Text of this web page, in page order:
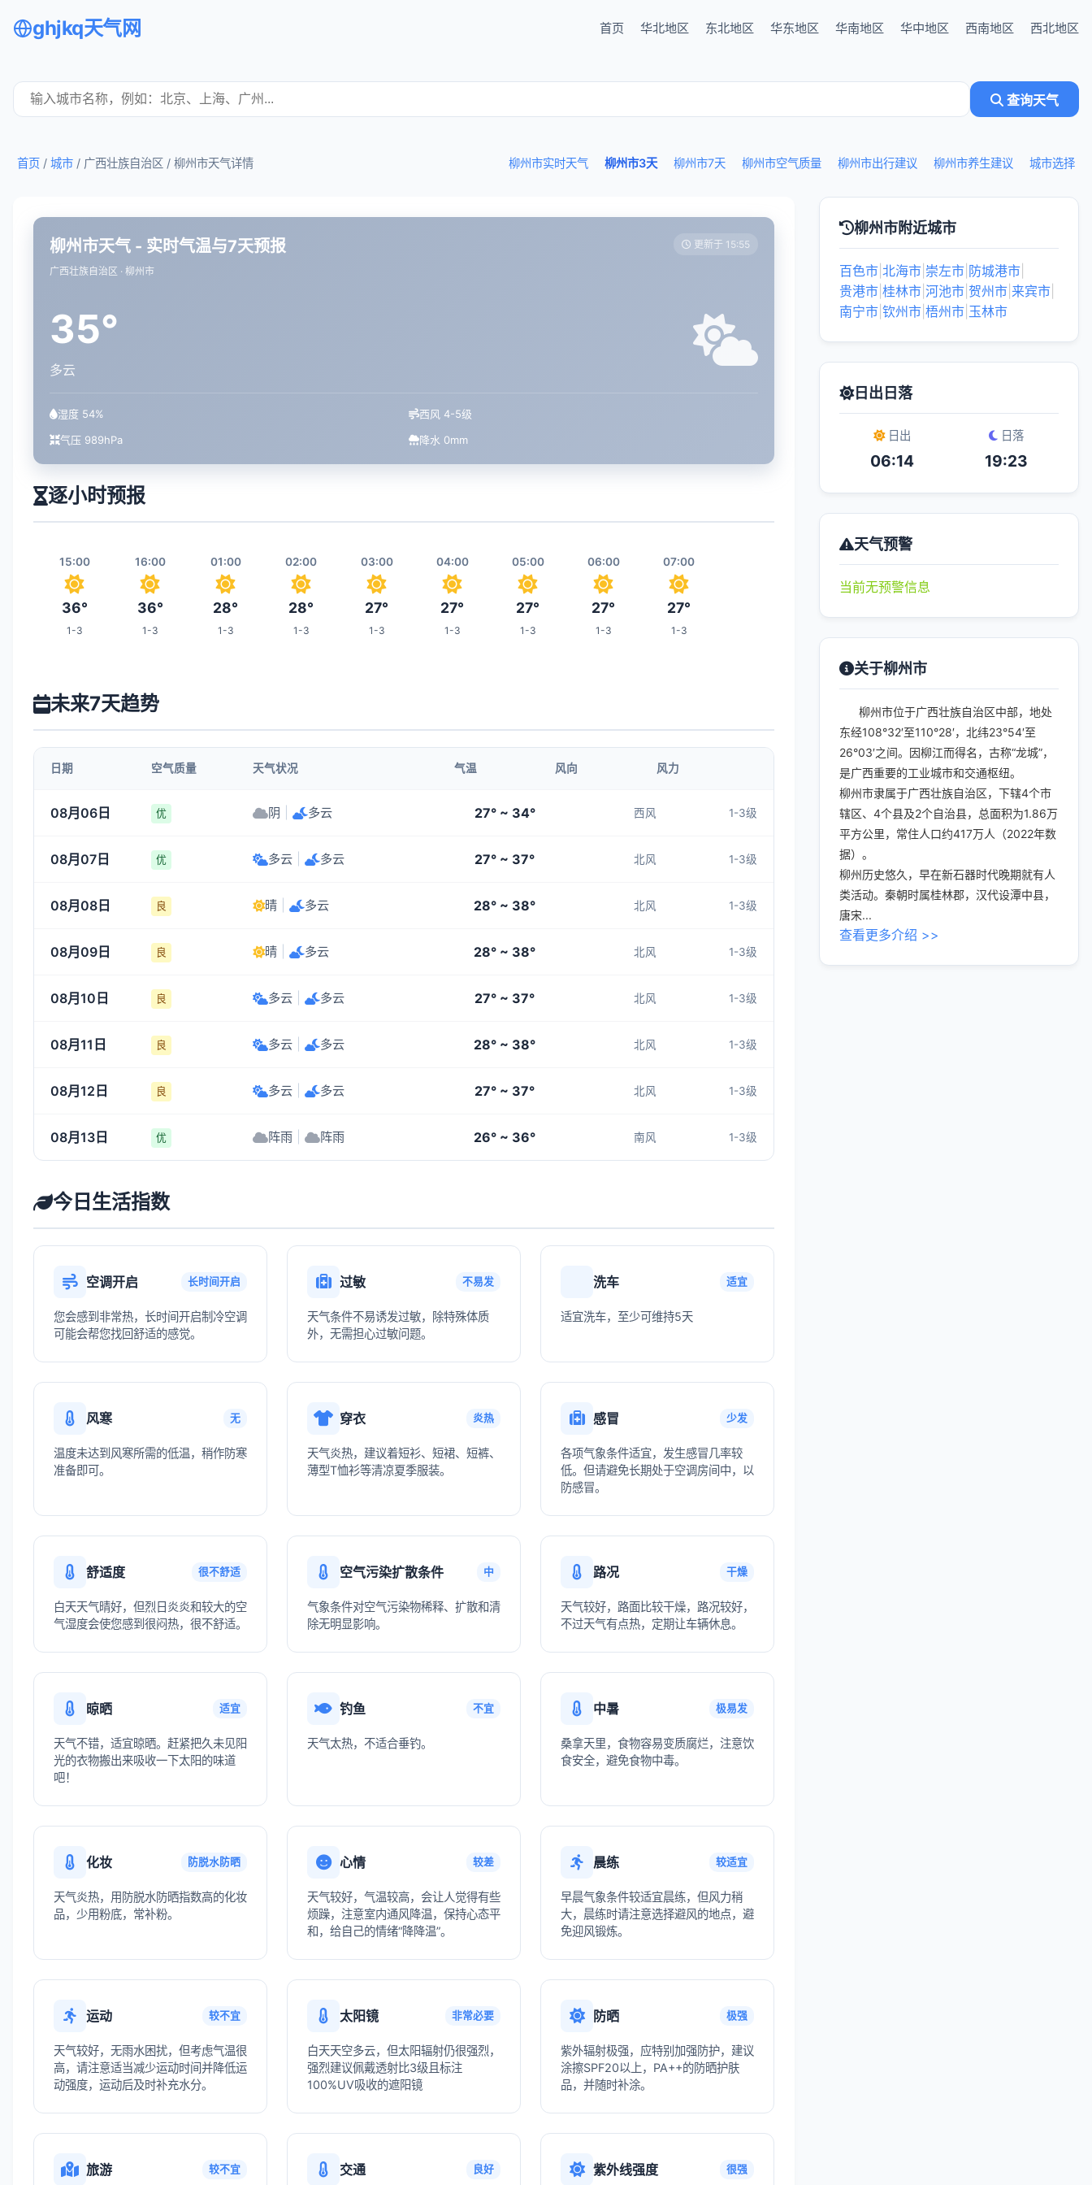
ghjkq天气网 首页 华北地区 东北地区 华东地区 华南地区 华中地区 西南地区 西北地区
查询天气
柳州市实时天气 柳州市3天 柳州市7天 柳州市空气质量 柳州市出行建议 柳州市养生建议 城市选择
首页 / 城市 / 广西壮族自治区 / 柳州市天气详情
柳州市天气 - 实时气温与7天预报
广西壮族自治区 · 柳州市
更新于 15:55
35°
多云
湿度 54%
西风 4-5级
气压 989hPa
降水 0mm
逐小时预报
15:00
36°
1-3
16:00
36°
1-3
01:00
28°
1-3
02:00
28°
1-3
03:00
27°
1-3
04:00
27°
1-3
05:00
27°
1-3
06:00
27°
1-3
07:00
27°
1-3
1-3 1-3 1-3 1-3 1-3 1-3 1-3 1-3 1-3
1-3 1-3 1-3
未来7天趋势
日期 空气质量 天气状况 气温 风向 风力
08月06日 优 阴 多云 27° ~ 34° 西风 1-3级
08月07日 优 多云 多云 27° ~ 37° 北风 1-3级
08月08日 良 晴 多云 28° ~ 38° 北风 1-3级
08月09日 良 晴 多云 28° ~ 38° 北风 1-3级
08月10日 良 多云 多云 27° ~ 37° 北风 1-3级
08月11日 良 多云 多云 28° ~ 38° 北风 1-3级
08月12日 良 多云 多云 27° ~ 37° 北风 1-3级
08月13日 优 阵雨 阵雨 26° ~ 36° 南风 1-3级
今日生活指数
空调开启 长时间开启
您会感到非常热，长时间开启制冷空调
可能会帮您找回舒适的感觉。
过敏 不易发
天气条件不易诱发过敏，除特殊体质
外，无需担心过敏问题。
洗车 适宜
适宜洗车，至少可维持5天
风寒 无
温度未达到风寒所需的低温，稍作防寒
准备即可。
穿衣 炎热
天气炎热，建议着短衫、短裙、短裤、
薄型T恤衫等清凉夏季服装。
感冒 少发
各项气象条件适宜，发生感冒几率较
低。但请避免长期处于空调房间中，以
防感冒。
舒适度 很不舒适
白天天气晴好，但烈日炎炎和较大的空
气湿度会使您感到很闷热，很不舒适。
空气污染扩散条件 中
气象条件对空气污染物稀释、扩散和清
除无明显影响。
路况 干燥
天气较好，路面比较干燥，路况较好，
不过天气有点热，定期让车辆休息。
晾晒 适宜
天气不错，适宜晾晒。赶紧把久未见阳
光的衣物搬出来吸收一下太阳的味道
吧！
钓鱼 不宜
天气太热，不适合垂钓。
中暑 极易发
桑拿天里，食物容易变质腐烂，注意饮
食安全，避免食物中毒。
化妆 防脱水防晒
天气炎热，用防脱水防晒指数高的化妆
品，少用粉底，常补粉。
心情 较差
天气较好，气温较高，会让人觉得有些
烦躁，注意室内通风降温，保持心态平
和，给自己的情绪“降降温”。
晨练 较适宜
早晨气象条件较适宜晨练，但风力稍
大，晨练时请注意选择避风的地点，避
免迎风锻炼。
运动 较不宜
天气较好，无雨水困扰，但考虑气温很
高，请注意适当减少运动时间并降低运
动强度，运动后及时补充水分。
太阳镜 非常必要
白天天空多云，但太阳辐射仍很强烈，
强烈建议佩戴透射比3级且标注
100%UV吸收的遮阳镜
防晒 极强
紫外辐射极强，应特别加强防护，建议
涂擦SPF20以上，PA++的防晒护肤
品，并随时补涂。
旅游 较不宜 交通 良好 紫外线强度 很强
柳州市附近城市
百色市 北海市 崇左市 防城港市
贵港市 桂林市 河池市 贺州市 来宾市
南宁市 钦州市 梧州市 玉林市
日出日落
日出
06:14
日落
19:23
天气预警
当前无预警信息
关于柳州市
柳州市位于广西壮族自治区中部，地处
东经108°32′至110°28′，北纬23°54′至
26°03′之间。因柳江而得名，古称“龙城”，
是广西重要的工业城市和交通枢纽。
柳州市隶属于广西壮族自治区，下辖4个市
辖区、4个县及2个自治县，总面积为1.86万
平方公里，常住人口约417万人（2022年数
据）。
柳州历史悠久，早在新石器时代晚期就有人
类活动。秦朝时属桂林郡，汉代设潭中县，
唐宋...
查看更多介绍 >>